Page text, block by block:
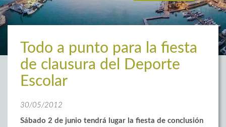
Todo a punto para la fiesta
de clausura del Deporte
Escolar
30/05/2012
Sábado 2 de junio tendrá lugar la fiesta de conclusión